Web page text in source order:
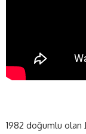
1982 doğumlu olan